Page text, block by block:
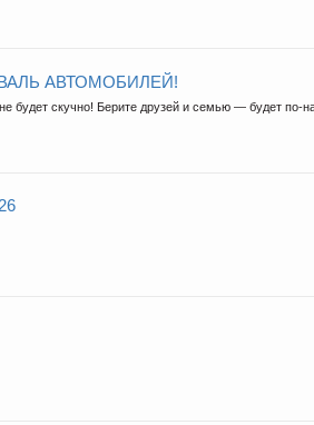
АВТОМОБИЛЕЙ!
будет скучно! Берите друзей и семью — будет